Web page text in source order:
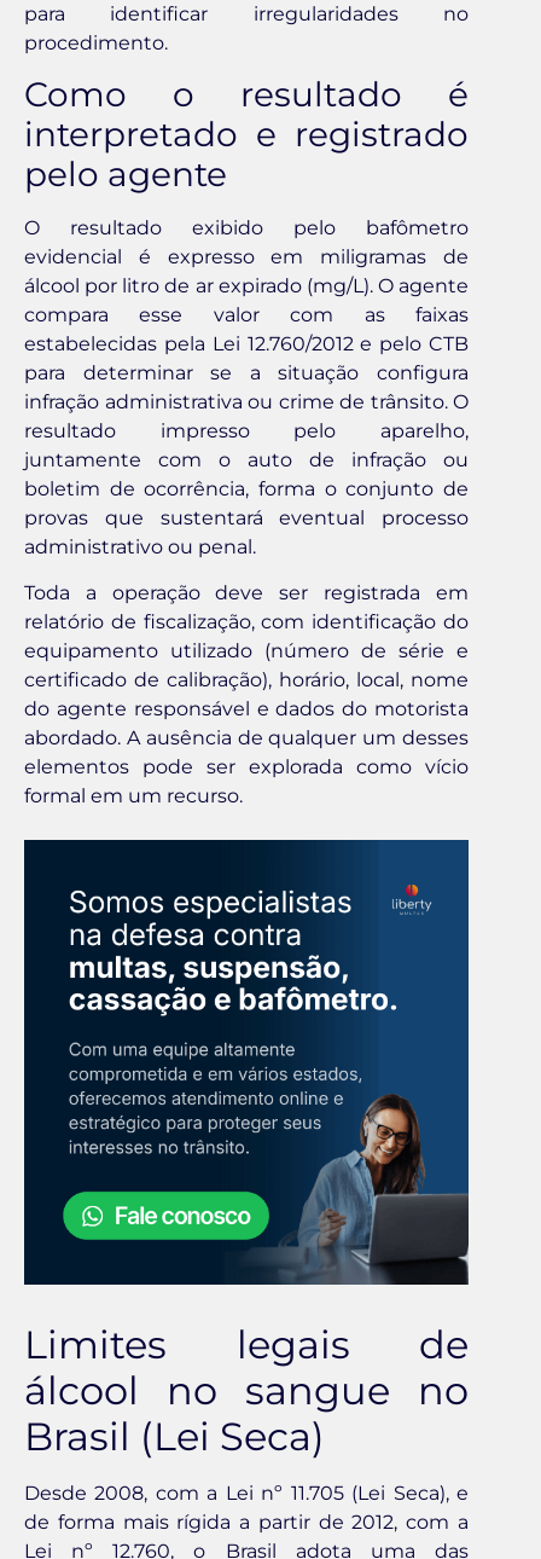
para identificar irregularidades no
procedimento.
Como o resultado é
interpretado e registrado
pelo agente
O resultado exibido pelo bafômetro
evidencial é expresso em miligramas de
álcool por litro de ar expirado (mg/L). O agente
compara esse valor com as faixas
estabelecidas pela Lei 12.760/2012 e pelo CTB
para determinar se a situação configura
infração administrativa ou crime de trânsito. O
resultado impresso pelo aparelho,
juntamente com o auto de infração ou
boletim de ocorrência, forma o conjunto de
provas que sustentará eventual processo
administrativo ou penal.
Toda a operação deve ser registrada em
relatório de fiscalização, com identificação do
equipamento utilizado (número de série e
certificado de calibração), horário, local, nome
do agente responsável e dados do motorista
abordado. A ausência de qualquer um desses
elementos pode ser explorada como vício
formal em um recurso.
Limites legais de
álcool no sangue no
Brasil (Lei Seca)
Desde 2008, com a Lei nº 11.705 (Lei Seca), e
de forma mais rígida a partir de 2012, com a
Lei nº 12.760, o Brasil adota uma das